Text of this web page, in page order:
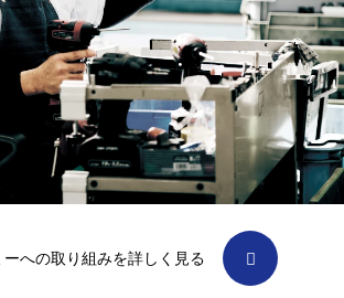
への取り組みを詳しく見る